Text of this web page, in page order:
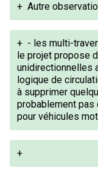
+ Autre
+ - les multi-
le projet propose
unidirectionnelles
logique de
à supprimer
probablement pas
pour véhicules
+